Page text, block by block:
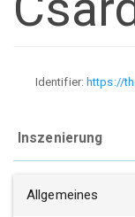
Identifier:https://
Inszenierung
Allgemeines